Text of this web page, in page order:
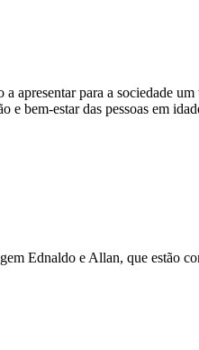
apresentar para a sociedade
e bem-estar das pessoas em
Ednaldo e Allan, que estão